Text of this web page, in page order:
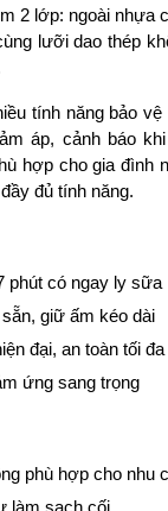
2 lớp: ngoài nhựa
lưỡi dao thép
tính năng bảo
áp, cảnh báo
hợp cho gia đình
đủ tính năng.
phút có ngay ly sữa
giữ ấm kéo dài
đại, an toàn tối đa
ứng sang trọng
phù hợp cho nhu